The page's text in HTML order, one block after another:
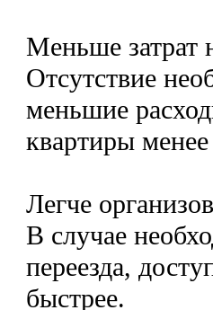
Меньше затрат
Отсутствие
меньшие
квартиры
Легче
В случае
переезда,
быстрее.